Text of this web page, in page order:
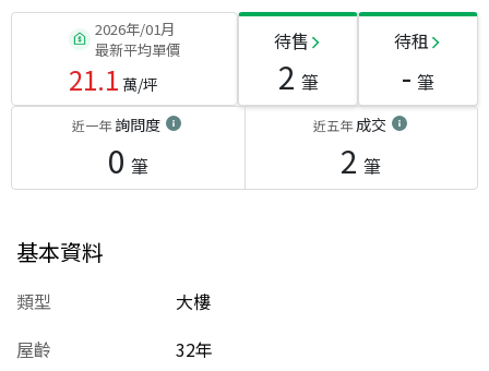
2026年/01月
最新平均單價
21.1 萬/坪
待售
2 筆
待租
- 筆
近一年詢問度
0 筆
近五年成交
2 筆
基本資料
類型
大樓
屋齡
32年